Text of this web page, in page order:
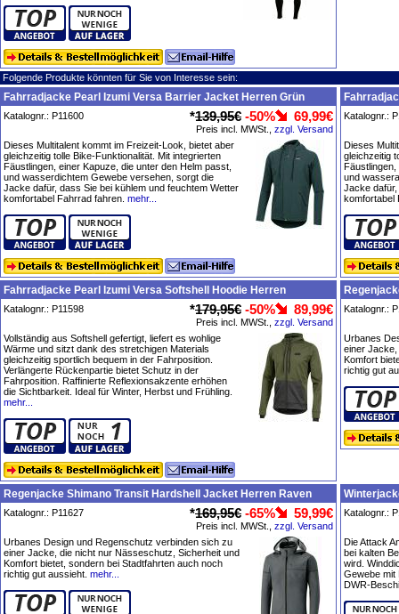
Folgende Produkte könnten für Sie von Interesse sein:
Fahrradjacke Pearl Izumi Versa Barrier Jacket Herren Grün
Katalognr.: P11600 *139,95€ -50% 69,99€
Preis incl. MWSt., zzgl. Versand
Dieses Multitalent kommt im Freizeit-Look, bietet aber
gleichzeitig tolle Bike-Funktionalität. Mit integrierten
Fäustlingen, einer Kapuze, die unter den Helm passt,
und wasserdichtem Gewebe versehen, sorgt die
Jacke dafür, dass Sie bei kühlem und feuchtem Wetter
komfortabel Fahrrad fahren. mehr...
Katalognr.:
Dieses
gleichzeitig
und
Jacke
komfortabel
Fahrradjacke Pearl Izumi Versa Softshell Hoodie Herren
Katalognr.: P11598 *179,95€ -50% 89,99€
Preis incl. MWSt., zzgl. Versand
Vollständig aus Softshell gefertigt, liefert es wohlige
Wärme und sitzt dank des stretchigen Materials
gleichzeitig sportlich bequem in der Fahrposition.
Verlängerte Rückenpartie bietet Schutz in der
Fahrposition. Raffinierte Reflexionsakzente erhöhen
die Sichtbarkeit. Ideal für Winter, Herbst und Frühling.
mehr...
Katalognr.:
Urbanes
einer
Komfort
richtig gut
Regenjacke Shimano Transit Hardshell Jacket Herren Raven
Katalognr.: P11627 *169,95€ -65% 59,99€
Preis incl. MWSt., zzgl. Versand
Urbanes Design und Regenschutz verbinden sich zu
einer Jacke, die nicht nur Nässeschutz, Sicherheit und
Komfort bietet, sondern bei Stadtfahrten auch noch
richtig gut aussieht. mehr...
Katalognr.:
Die Attack
bei kalten
wird.
Gewebe mit
DWR-